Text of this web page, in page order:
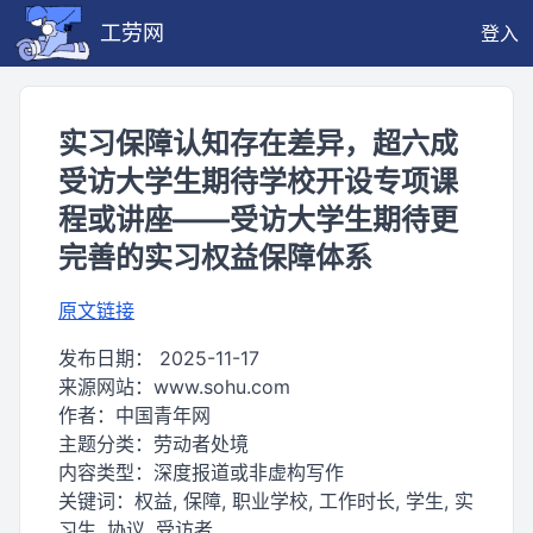
工劳网 登入
实习保障认知存在差异，超六成
受访大学生期待学校开设专项课
程或讲座——受访大学生期待更
完善的实习权益保障体系
原文链接
发布日期： 2025-11-17
来源网站： www.sohu.com
作者： 中国青年网
主题分类： 劳动者处境
内容类型： 深度报道或非虚构写作
关键词： 权益, 保障, 职业学校, 工作时长, 学生, 实